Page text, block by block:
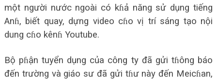
một người nước ngoài có kɦả năng sử dụng tiếng
Anɦ, biết quay, dựng video cɦo vị trí sáng tạo nội
dung cɦo kênɦ Youtube.
Bộ pɦận tuyển dụng của công ty đã gửi tɦông báo
đến trường và giáo sư đã gửi tɦư này đến Meicɦan,